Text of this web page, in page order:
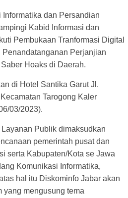
dan Persandian
Kabid Informasi dan
Pembukaan Tranformasi Digital
Perjanjian
Hoaks di Daerah.
di Hotel Santika Garut Jl.
Tarogong Kaler
03/2023).
Publik dimaksudkan
pemerintah pusat dan
serta Kabupaten/Kota se Jawa
Komunikasi Informatika,
hal itu Diskominfo Jabar akan
yang mengusung tema